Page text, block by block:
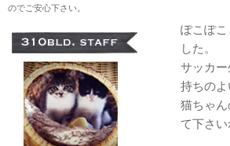
ぽこぽ
した。
サッカ
持ちのよ
猫ちゃ
て下さい
のでご安心下さい。